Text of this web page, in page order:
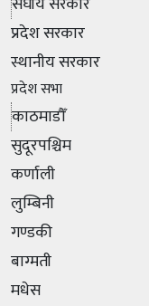
प्रदेश सरकार
स्थानीय सरकार
प्रदेश सभा
काठमाडौँ
सुदूरपश्चिम
कर्णाली
लुम्बिनी
गण्डकी
बाग्मती
मधेस